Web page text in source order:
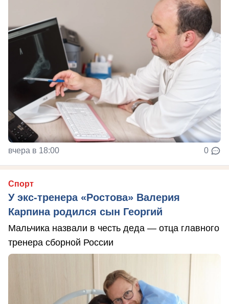
вчера в 18:00 0
Спорт
У экс-тренера «Ростова» Валерия
Карпина родился сын Георгий
Мальчика назвали в честь деда — отца главного
тренера сборной России